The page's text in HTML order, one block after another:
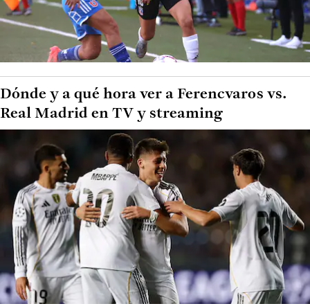
Dónde y a qué hora ver a Ferencvaros vs.
Real Madrid en TV y streaming